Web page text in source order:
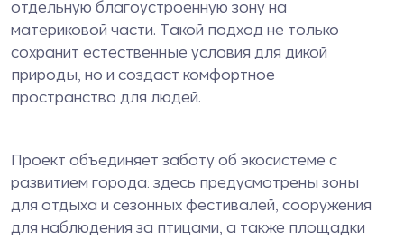
отдельную благоустроенную зону на
материковой части. Такой подход не только
сохранит естественные условия для дикой
природы, но и создаст комфортное
пространство для людей.
Проект объединяет заботу об экосистеме с
развитием города: здесь предусмотрены зоны
для отдыха и сезонных фестивалей, сооружения
для наблюдения за птицами, а также площадки